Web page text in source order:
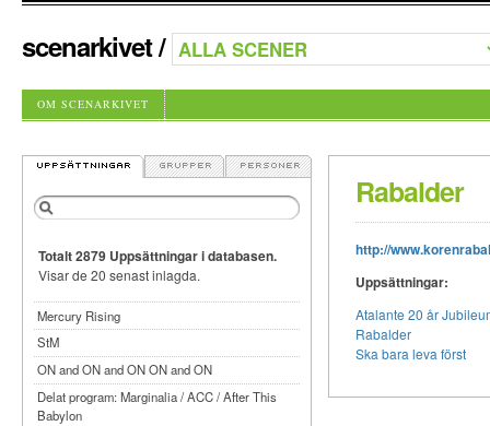
scenarkivet/
OM SCENARKIVET
Rabalder
http://
Uppsättningar:
Atalante 20 år
Rabalder
Ska bara leva först
Totalt 2879 Uppsättningar i databasen.
Visar de 20 senast inlagda.
Mercury Rising
StM
ON and ON and ON ON and ON
Delat program: Marginalia / ACC / After This
Babylon